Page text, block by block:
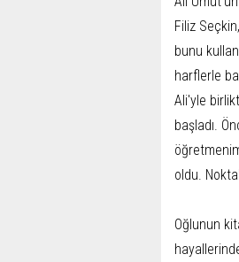
Filiz
bunu
harflerle
Ali'yle
başladı.
oldu.
Oğlunun